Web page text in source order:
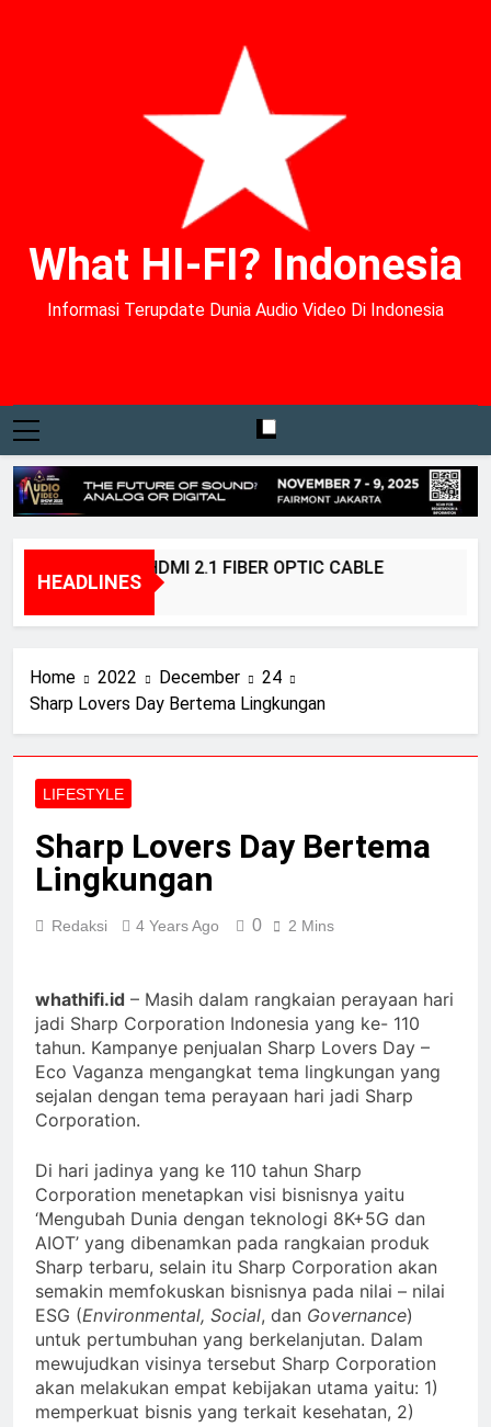
What HI-FI? Indonesia
Informasi Terupdate Dunia Audio Video Di Indonesia
HEADLINES
BRIDGEE – HDMI 2.1 FIBER OPTIC CABLE
Home 2022 December
24
Sharp Lovers Day Bertema Lingkungan
LIFESTYLE
Sharp Lovers Day Bertema
Lingkungan
Redaksi 4 Years Ago 0 2 Mins
whathifi.id – Masih dalam rangkaian perayaan hari
jadi Sharp Corporation Indonesia yang ke- 110
tahun. Kampanye penjualan Sharp Lovers Day –
Eco Vaganza mengangkat tema lingkungan yang
sejalan dengan tema perayaan hari jadi Sharp
Corporation.
Di hari jadinya yang ke 110 tahun Sharp
Corporation menetapkan visi bisnisnya yaitu
‘Mengubah Dunia dengan teknologi 8K+5G dan
AIOT’ yang dibenamkan pada rangkaian produk
Sharp terbaru, selain itu Sharp Corporation akan
semakin memfokuskan bisnisnya pada nilai – nilai
ESG (Environmental, Social, dan Governance)
untuk pertumbuhan yang berkelanjutan. Dalam
mewujudkan visinya tersebut Sharp Corporation
akan melakukan empat kebijakan utama yaitu: 1)
memperkuat bisnis yang terkait kesehatan, 2)